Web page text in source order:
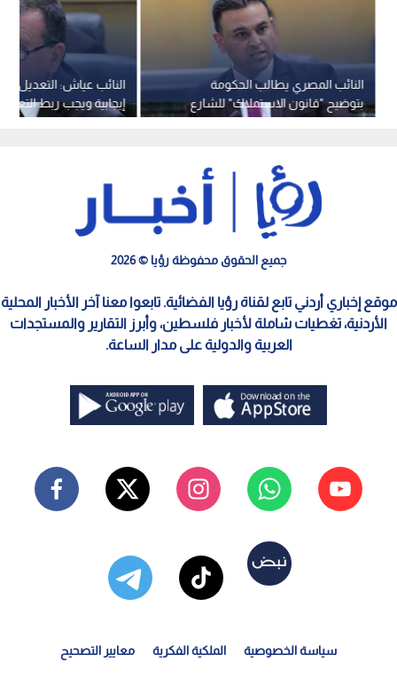
النائب عياش: التعديل
إيجابية ويجب ربط
السوقية الحقيقية
النائب المصري يطالب الحكومة
بتوضيح "قانون الاستملاك" للشارع
ويلمح للاستقالة
جميع الحقوق محفوظة رؤيا © 2026
موقع إخباري أردني تابع لقناة رؤيا الفضائية. تابعوا معنا آخر الأخبار المحلية
الأردنية، تغطيات شاملة لأخبار فلسطين، وأبرز التقارير والمستجدات
العربية والدولية على مدار الساعة.
سياسة الخصوصية الملكية الفكرية معايير التصحيح